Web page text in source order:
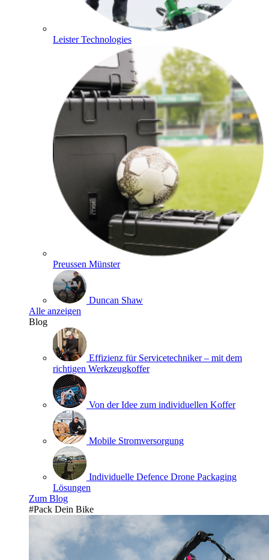
Leister Technologies
Preussen Münster
Duncan Shaw
Alle anzeigen
Blog
Effizienz für Servicetechniker – mit dem
richtigen Werkzeugkoffer
Von der Idee zum individuellen Koffer
Mobile Stromversorgung
Individuelle Defence Drone Packaging
Lösungen
Zum Blog
#Pack Dein Bike